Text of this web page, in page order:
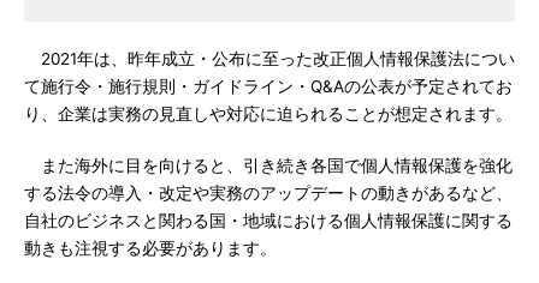
2021年は、昨年成立・公布に至った改正個人情報保護法につい
て施行令・施行規則・ガイドライン・Q&Aの公表が予定されてお
り、企業は実務の見直しや対応に迫られることが想定されます。
また海外に目を向けると、引き続き各国で個人情報保護を強化
する法令の導入・改定や実務のアップデートの動きがあるなど、
自社のビジネスと関わる国・地域における個人情報保護に関する
動きも注視する必要があります。